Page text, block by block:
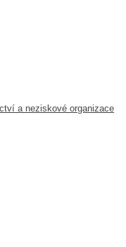
a neziskové organizace